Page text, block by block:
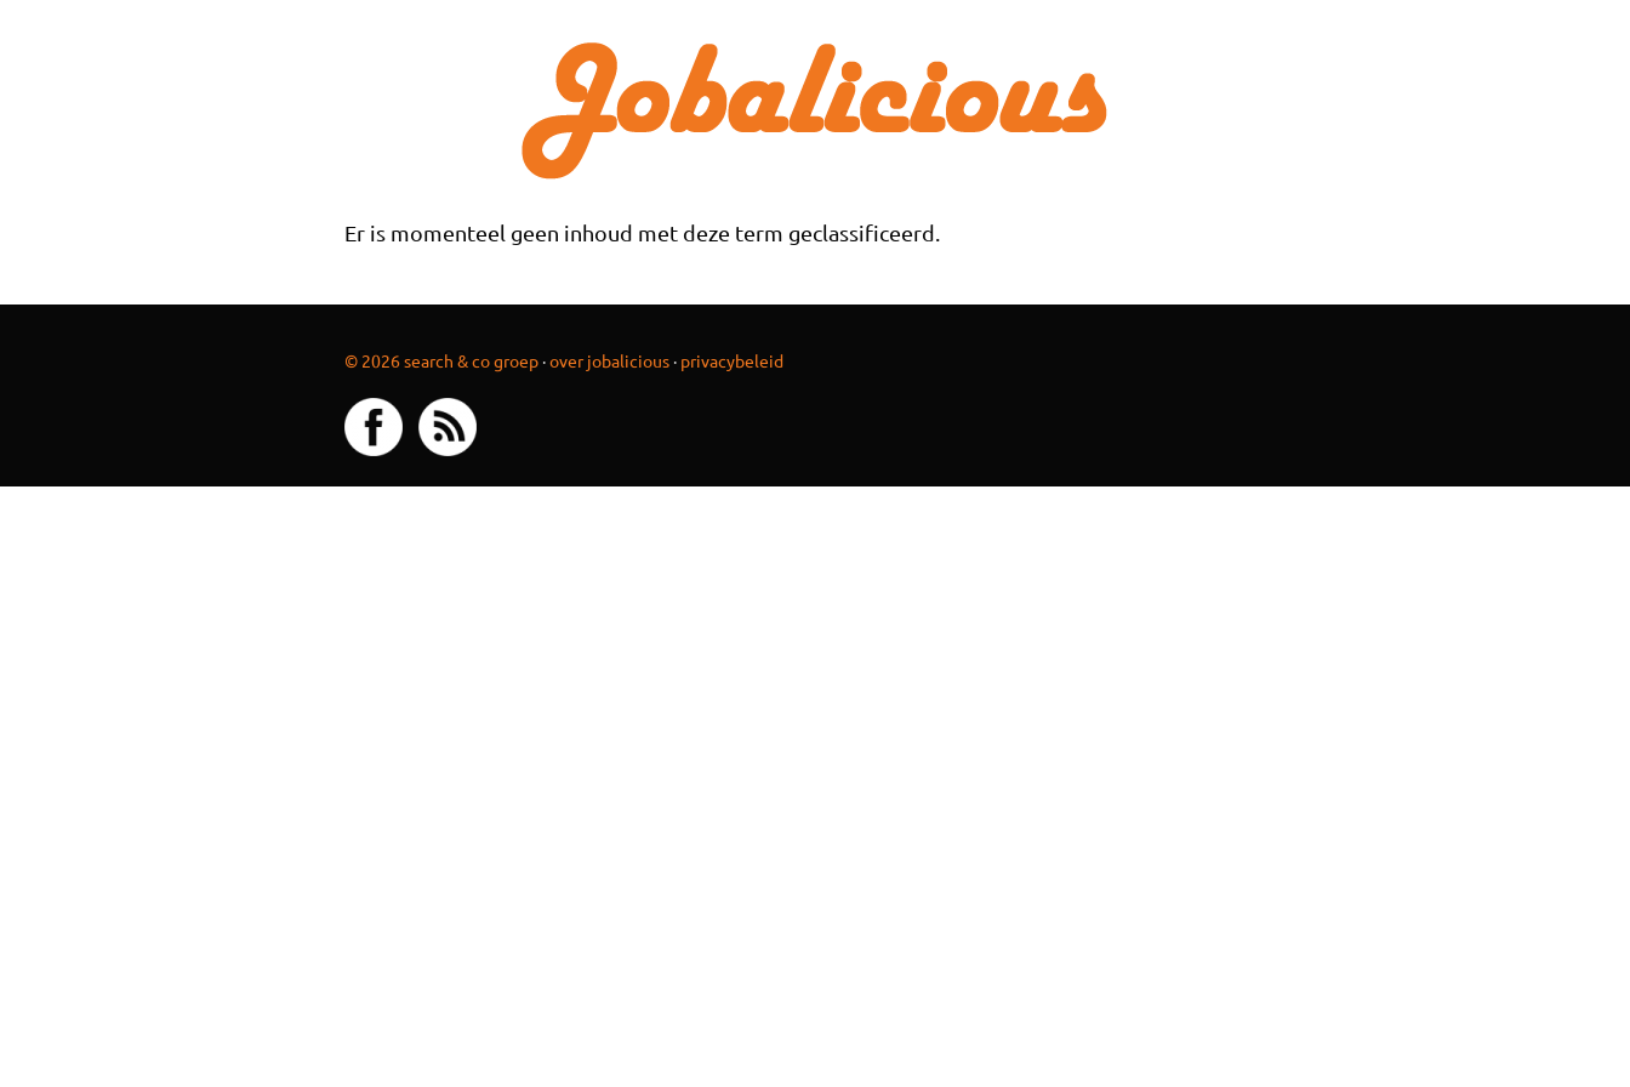
Er is momenteel geen inhoud met deze term geclassificeerd.
© 2026 search & co groep·over jobalicious· privacybeleid